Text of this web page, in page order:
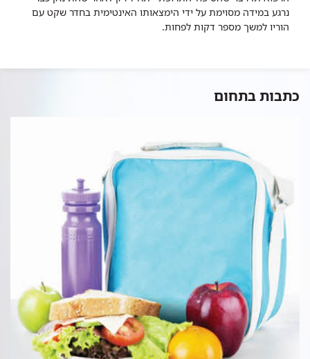
נרגע במידה מסוימת על ידי הימצאותו האינטימית בחדר שקט עם
הוריו למשך מספר דקות לפחות.
כתבות בתחום